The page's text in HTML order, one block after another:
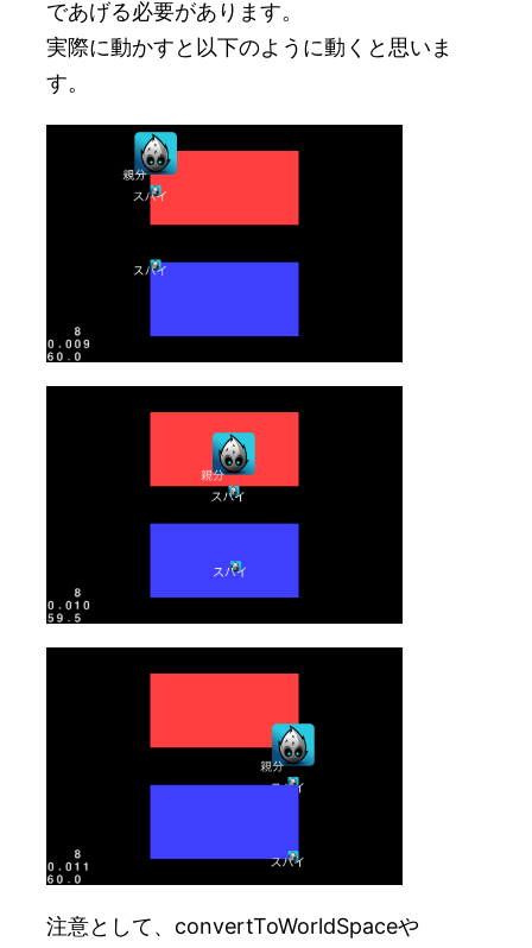
であげる必要があります。
実際に動かすと以下のように動くと思いま
す。
注意として、convertToWorldSpaceや